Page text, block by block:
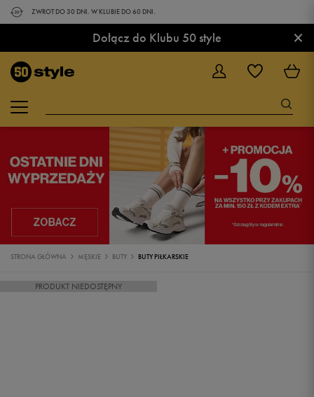
ZWROT DO 30 DNI. W KLUBIE DO 60 DNI.
Dołącz do Klubu 50 style ×
STRONA GŁÓWNA MĘSKIE BUTY BUTY PIŁKARSKIE
PRODUKT NIEDOSTĘPNY